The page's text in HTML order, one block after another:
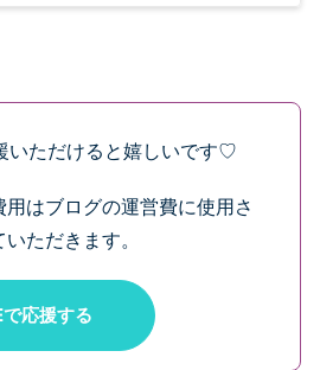
いただけると嬉しいです♡
はブログの運営費に使用さ
いただきます。